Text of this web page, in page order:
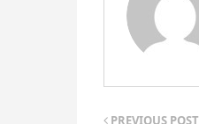
PREVIOUS POST